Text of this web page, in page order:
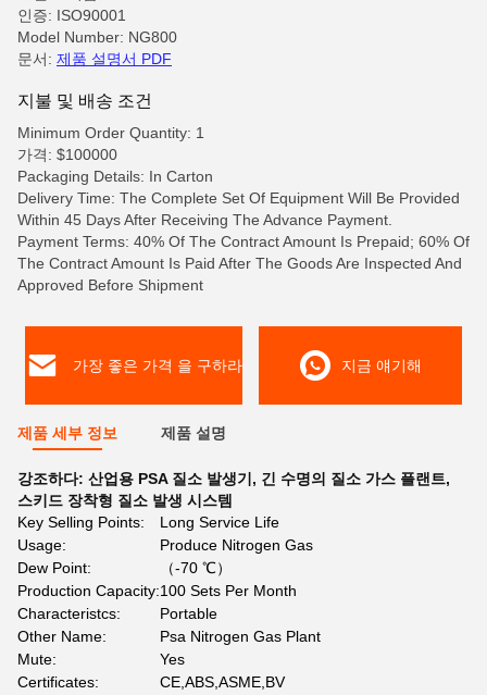
인증: ISO90001
Model Number: NG800
문서: 제품 설명서 PDF
지불 및 배송 조건
Minimum Order Quantity: 1
가격: $100000
Packaging Details: In Carton
Delivery Time: The Complete Set Of Equipment Will Be Provided
Within 45 Days After Receiving The Advance Payment.
Payment Terms: 40% Of The Contract Amount Is Prepaid; 60% Of
The Contract Amount Is Paid After The Goods Are Inspected And
Approved Before Shipment
가장 좋은 가격 을 구하라 지금 얘기해
제품 세부 정보 제품 설명
강조하다: 산업용 PSA 질소 발생기 , 긴 수명의 질소 가스 플랜트,
스키드 장착형 질소 발생 시스템
Key Selling Points:
Long Service Life
Usage:
Produce Nitrogen Gas
Dew Point:
（-70 ℃）
Production Capacity:100 Sets Per Month
Characteristcs:
Portable
Other Name:
Psa Nitrogen Gas Plant
Mute:
Yes
Certificates:
CE,ABS,ASME,BV